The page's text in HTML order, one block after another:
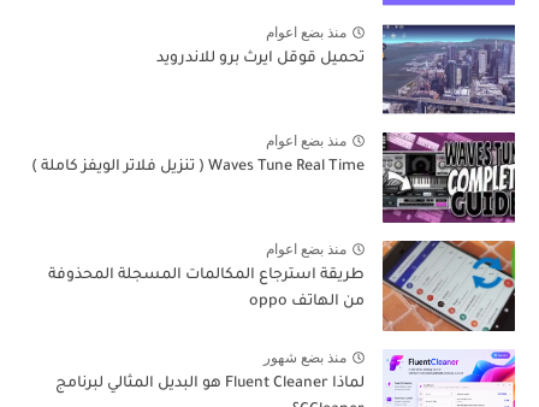
منذ بضع اعوام
تحميل قوقل ايرث برو للاندرويد
منذ بضع اعوام
Waves Tune Real Time ( تنزيل فلاتر الويفز كاملة )
منذ بضع اعوام
طريقة استرجاع المكالمات المسجلة المحذوفة
من الهاتف oppo
منذ بضع شهور
لماذا Fluent Cleaner هو البديل المثالي لبرنامج